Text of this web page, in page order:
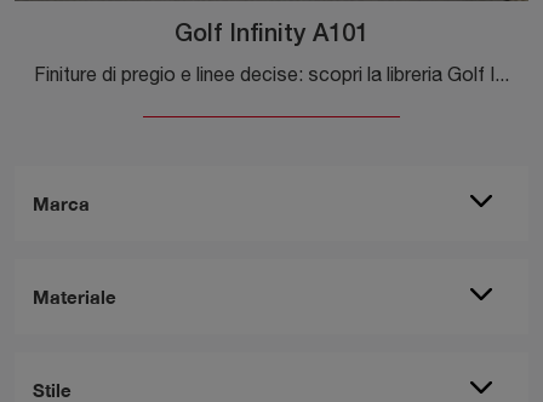
Marca
Materiale
Stile
Golf Infinity A101
Finiture di pregio e linee decise: scopri la libreria Golf Infinity A101 di Colombini Casa tra le più originali Librerie moderne a muro.